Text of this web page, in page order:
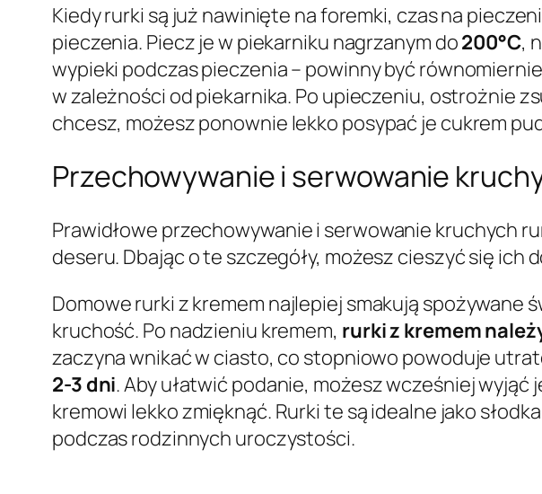
Kiedy rurki są już nawinięte na foremki, czas na
pieczenia. Piecz je w piekarniku nagrzanym do200°C,
wypieki podczas pieczenia – powinny być
w zależności od piekarnika. Po upieczeniu, ostrożnie
chcesz, możesz ponownie lekko posypać je cukrem
Przechowywanie i serwowanie
Prawidłowe przechowywanie i serwowanie kruchych
deseru. Dbając o te szczegóły, możesz cieszyć się ich
Domowe rurki z kremem najlepiej smakują spożywane
kruchość. Po nadzieniu kremem, rurki z kremem
zaczyna wnikać w ciasto, co stopniowo powoduje
2-3 dni. Aby ułatwić podanie, możesz wcześniej
kremowi lekko zmięknąć. Rurki te są idealne jako
podczas rodzinnych uroczystości.